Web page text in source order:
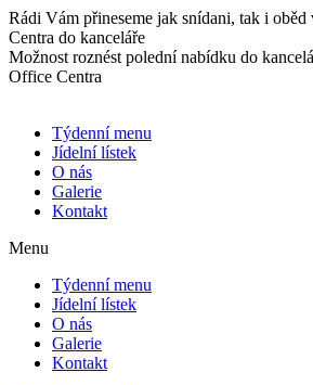
Přejít
k
obsahu
Rádi Vám přineseme jak snídani, tak i
Centra do kanceláře
Možnost roznést polední nabídku do
Office Centra
Týdenní menu
Jídelní lístek
O nás
Galerie
Kontakt
Menu
Týdenní menu
Jídelní lístek
O nás
Galerie
Kontakt